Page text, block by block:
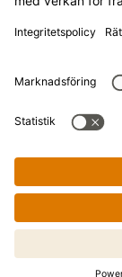
Steg-för-
enkelt sätt!
©